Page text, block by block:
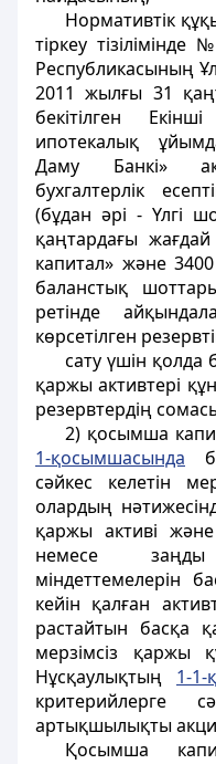
Нормативтік
тіркеу
Республикасының
2011 жылғы 31
бекітілген
ипотекалық
Даму Банкі»
бухгалтерлік
(бұдан әрі - Үлгі
қаңтардағы
капитал» және
баланстық
ретінде
көрсетілген
сату үшін қолда
қаржы активтері
резервтердің
2) қосымша
1-қосымшасында
сәйкес келетін
олардың
қаржы активі
немесе
міндеттемелерін
кейін қалған
растайтын басқа
мерзімсіз қаржы
Нұсқаулықтың 1-
критерийлерге
артықшылықты
Қосымша